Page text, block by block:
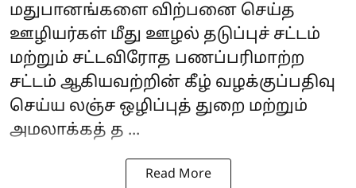
மதுபானங்களை விற்பனை செய்த
ஊழியர்கள் மீது ஊழல் தடுப்புச் சட்டம்
மற்றும் சட்டவிரோத பணப்பரிமாற்ற
சட்டம் ஆகியவற்றின் கீழ் வழக்குப்பதிவு
செய்ய லஞ்ச ஒழிப்புத் துறை மற்றும்
அமலாக்கத் த ...
Read More